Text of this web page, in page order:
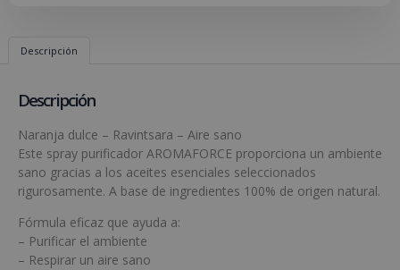
Descripción
Descripción
Naranja dulce – Ravintsara – Aire sano
Este spray purificador AROMAFORCE proporciona un ambiente
sano gracias a los aceites esenciales seleccionados
rigurosamente. A base de ingredientes 100% de origen natural.
Fórmula eficaz que ayuda a:
– Purificar el ambiente
– Respirar un aire sano